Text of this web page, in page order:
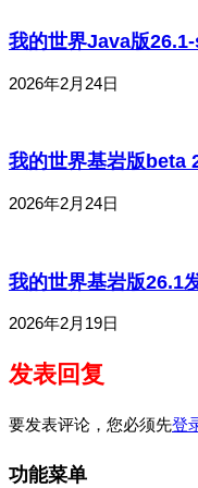
我的世界Java版
2026年2月24日
我的世界基岩版beta
2026年2月24日
我的世界基岩版26.1
2026年2月19日
发表回复
要发表评论，您必须先登
功能菜单